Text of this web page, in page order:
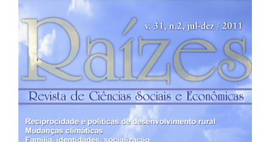
Barra
lateral
de
artigos